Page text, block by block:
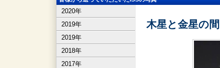
2020年
2019年
2019年
2018年
2017年
木星と金星の